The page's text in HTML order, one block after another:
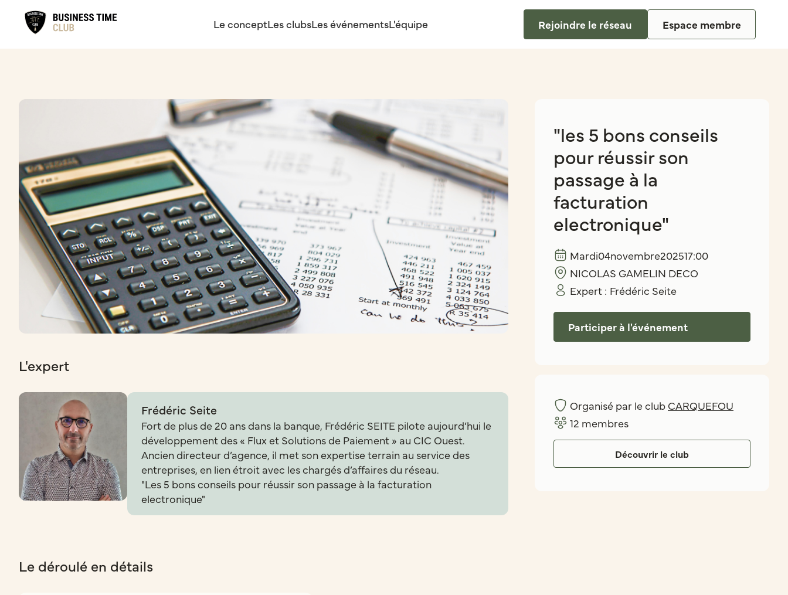
Le conceptLes clubsLes événementsL'équipe Rejoindre le réseau Espace membre
L'expert
Frédéric Seite
Fort de plus de 20 ans dans la banque, Frédéric SEITE pilote aujourd’hui le
développement des « Flux et Solutions de Paiement » au CIC Ouest.
Ancien directeur d’agence, il met son expertise terrain au service des
entreprises, en lien étroit avec les chargés d’affaires du réseau.
"Les 5 bons conseils pour réussir son passage à la facturation
electronique"
Le déroulé en détails
"les 5 bons conseils
pour réussir son
passage à la
facturation
electronique"
Mardi04novembre202517:00
NICOLAS GAMELIN DECO
Expert : Frédéric Seite
Participer à l'événement
Organisé par le club CARQUEFOU
12 membres
Découvrir le club